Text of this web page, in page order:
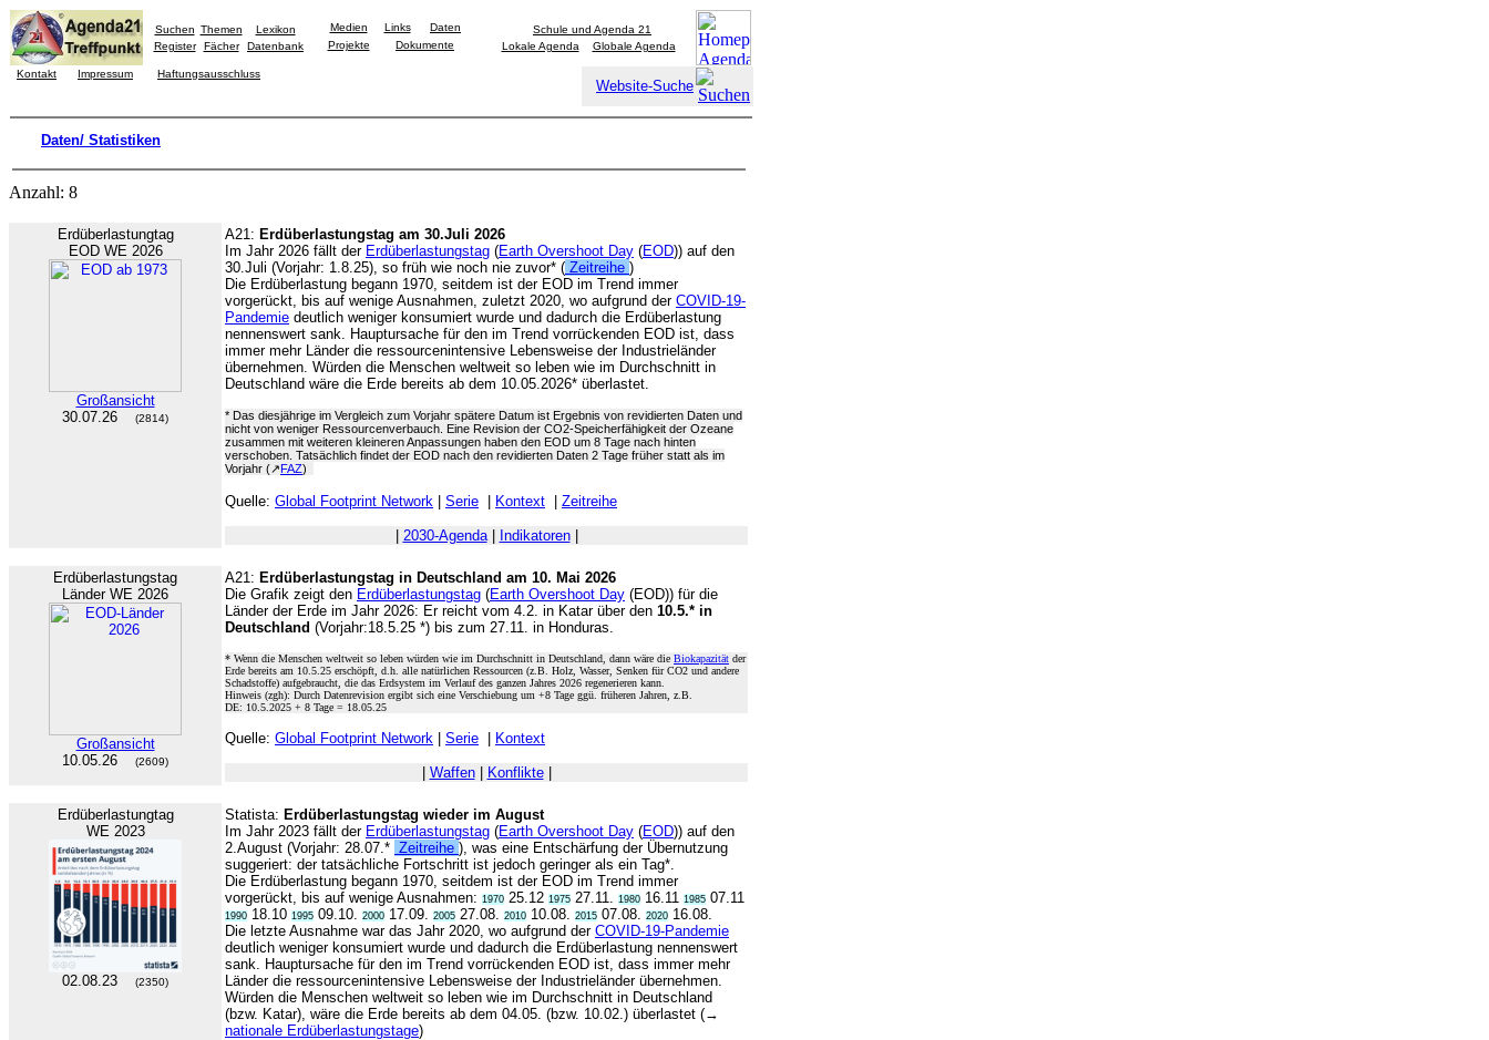
Suchen Themen
Lexikon
Register
Fächer Datenbank
Medien Links
Daten
Projekte
Dokumente
Schule und Agenda 21
Lokale Agenda
Globale Agenda
Kontakt Impressum Haftungsausschluss
Website-Suche
Daten/ Statistiken
Anzahl: 8
Erdüberlastungtag
EOD WE 2026
Großansicht
30.07.26
(2814)
A21: Erdüberlastungstag am 30.Juli 2026
Im Jahr 2026 fällt der Erdüberlastungstag (Earth Overshoot Day (EOD)) auf den
30.Juli (Vorjahr: 1.8.25), so früh wie noch nie zuvor* ( Zeitreihe )
Die Erdüberlastung begann 1970, seitdem ist der EOD im Trend immer
vorgerückt, bis auf wenige Ausnahmen, zuletzt 2020, wo aufgrund der COVID-19-
Pandemie deutlich weniger konsumiert wurde und dadurch die Erdüberlastung
nennenswert sank. Hauptursache für den im Trend vorrückenden EOD ist, dass
immer mehr Länder die ressourcenintensive Lebensweise der Industrieländer
übernehmen. Würden die Menschen weltweit so leben wie im Durchschnitt in
Deutschland wäre die Erde bereits ab dem 10.05.2026* überlastet.
* Das diesjährige im Vergleich zum Vorjahr spätere Datum ist Ergebnis von revidierten Daten und
nicht von weniger Ressourcenverbauch. Eine Revision der CO2-Speicherfähigkeit der Ozeane
zusammen mit weiteren kleineren Anpassungen haben den EOD um 8 Tage nach hinten
verschoben. Tatsächlich findet der EOD nach den revidierten Daten 2 Tage früher statt als im
Vorjahr (↗FAZ)
Quelle: Global Footprint Network Serie Kontext Zeitreihe
2030-Agenda| Indikatoren|
Erdüberlastungstag
Länder WE 2026
Großansicht
10.05.26
(2609)
A21: Erdüberlastungstag in Deutschland am 10. Mai 2026
Die Grafik zeigt den Erdüberlastungstag (Earth Overshoot Day (EOD)) für die
Länder der Erde im Jahr 2026: Er reicht vom 4.2. in Katar über den 10.5.* in
Deutschland (Vorjahr:18.5.25 *) bis zum 27.11. in Honduras.
* Wenn die Menschen weltweit so leben würden wie im Durchschnitt in Deutschland, dann wäre die Biokapazität der
Erde bereits am 10.5.25 erschöpft, d.h. alle natürlichen Ressourcen (z.B. Holz, Wasser, Senken für CO2 und andere
Schadstoffe) aufgebraucht, die das Erdsystem im Verlauf des ganzen Jahres 2026 regenerieren kann.
Hinweis (zgh): Durch Datenrevision ergibt sich eine Verschiebung um +8 Tage ggü. früheren Jahren, z.B.
DE: 10.5.2025 + 8 Tage = 18.05.25
Quelle: Global Footprint Network Serie Kontext
Waffen| Konflikte|
Erdüberlastungtag
WE 2023
02.08.23 (2350)
Statista: Erdüberlastungstag wieder im August
Im Jahr 2023 fällt der Erdüberlastungstag (Earth Overshoot Day (EOD)) auf den
2.August (Vorjahr: 28.07.* Zeitreihe ), was eine Entschärfung der Übernutzung
suggeriert: der tatsächliche Fortschritt ist jedoch geringer als ein Tag*.
Die Erdüberlastung begann 1970, seitdem ist der EOD im Trend immer
vorgerückt, bis auf wenige Ausnahmen: 1970 25.12 1975 27.11. 1980 16.11 1985 07.11
1990 18.10 1995 09.10. 2000 17.09. 2005 27.08. 2010 10.08. 2015 07.08. 2020 16.08.
Die letzte Ausnahme war das Jahr 2020, wo aufgrund der COVID-19-Pandemie
deutlich weniger konsumiert wurde und dadurch die Erdüberlastung nennenswert
sank. Hauptursache für den im Trend vorrückenden EOD ist, dass immer mehr
Länder die ressourcenintensive Lebensweise der Industrieländer übernehmen.
Würden die Menschen weltweit so leben wie im Durchschnitt in Deutschland
(bzw. Katar), wäre die Erde bereits ab dem 04.05. (bzw. 10.02.) überlastet (→
nationale Erdüberlastungstage)